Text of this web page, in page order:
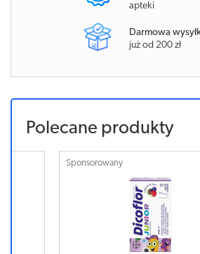
apteki
Darmowa
już od 200 zł
Polecane produkty
Sponsorowany